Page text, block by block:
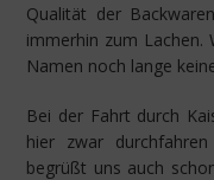
Qualität der
immerhin zum Lachen.
Namen noch lange
Bei der Fahrt durch
hier zwar
begrüßt uns auch